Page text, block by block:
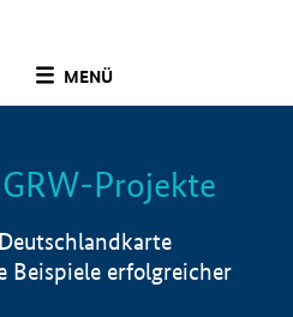
MENÜ
Info
Projekte
Beispiele erfolgreicher